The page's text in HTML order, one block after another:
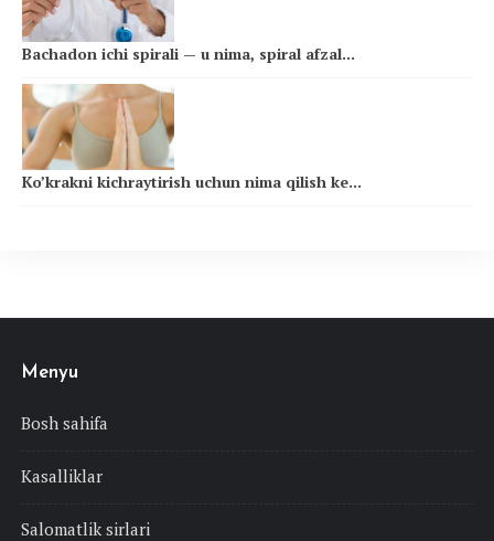
Bachadon ichi spirali — u nima, spiral afzal...
Ko’krakni kichraytirish uchun nima qilish ke...
Menyu
Bosh sahifa
Kasalliklar
Salomatlik sirlari